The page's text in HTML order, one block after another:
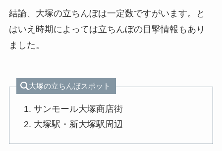
結論、大塚の立ちんぼは一定数ですがいます。と
はいえ時期によっては立ちんぼの目撃情報もあり
ました。
大塚の立ちんぼスポット
サンモール大塚商店街
大塚駅・新大塚駅周辺